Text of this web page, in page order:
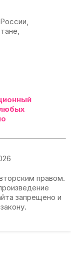
правом.
запрещено и